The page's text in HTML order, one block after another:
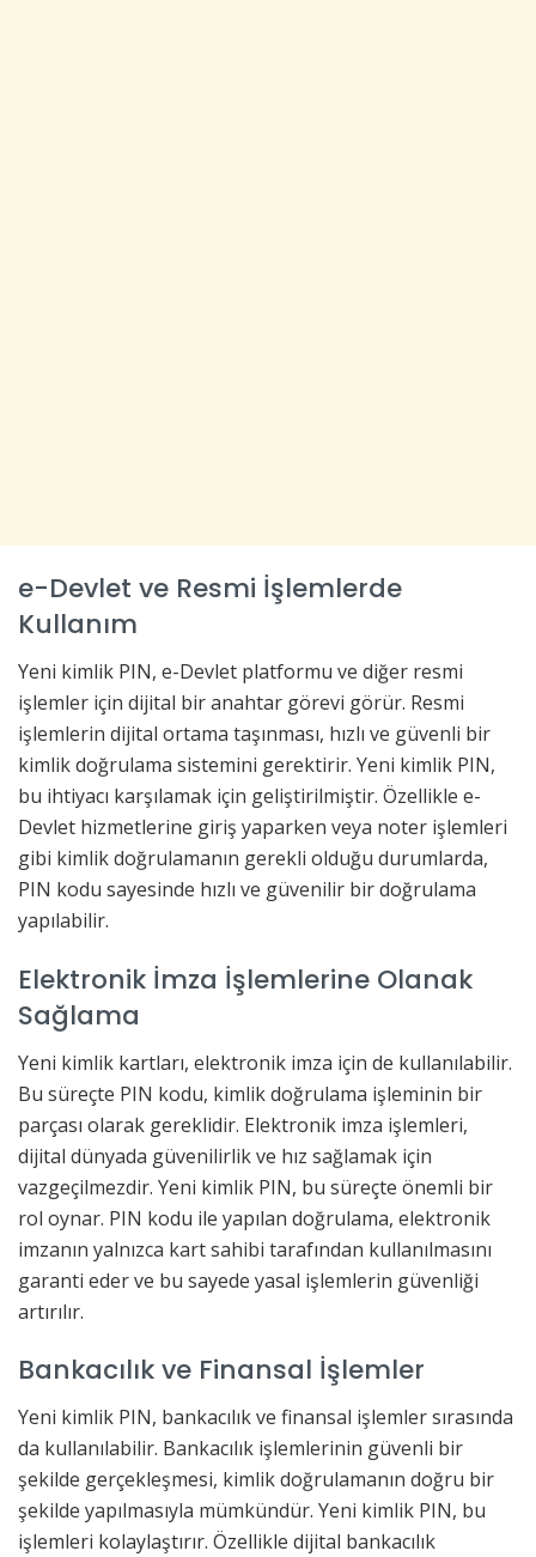
e-Devlet ve Resmi İşlemlerde
Kullanım
Yeni kimlik PIN, e-Devlet platformu ve diğer resmi
işlemler için dijital bir anahtar görevi görür. Resmi
işlemlerin dijital ortama taşınması, hızlı ve güvenli bir
kimlik doğrulama sistemini gerektirir. Yeni kimlik PIN,
bu ihtiyacı karşılamak için geliştirilmiştir. Özellikle e-
Devlet hizmetlerine giriş yaparken veya noter işlemleri
gibi kimlik doğrulamanın gerekli olduğu durumlarda,
PIN kodu sayesinde hızlı ve güvenilir bir doğrulama
yapılabilir.
Elektronik İmza İşlemlerine Olanak
Sağlama
Yeni kimlik kartları, elektronik imza için de kullanılabilir.
Bu süreçte PIN kodu, kimlik doğrulama işleminin bir
parçası olarak gereklidir. Elektronik imza işlemleri,
dijital dünyada güvenilirlik ve hız sağlamak için
vazgeçilmezdir. Yeni kimlik PIN, bu süreçte önemli bir
rol oynar. PIN kodu ile yapılan doğrulama, elektronik
imzanın yalnızca kart sahibi tarafından kullanılmasını
garanti eder ve bu sayede yasal işlemlerin güvenliği
artırılır.
Bankacılık ve Finansal İşlemler
Yeni kimlik PIN, bankacılık ve finansal işlemler sırasında
da kullanılabilir. Bankacılık işlemlerinin güvenli bir
şekilde gerçekleşmesi, kimlik doğrulamanın doğru bir
şekilde yapılmasıyla mümkündür. Yeni kimlik PIN, bu
işlemleri kolaylaştırır. Özellikle dijital bankacılık